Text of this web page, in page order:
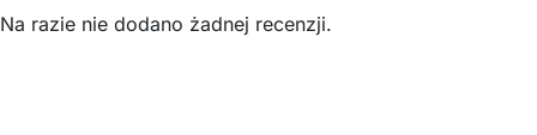
Na razie nie dodano żadnej recenzji.